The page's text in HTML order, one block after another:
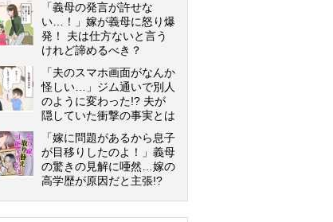
「義母の発言が許せな
い…！」嫁が義母に怒り爆
発！ 夫は仕方ないと言う
けれど諦めるべき？
「夫のスマホ画面がなんか
怪しい…」ジム通いで別人
のように変わった!? 夫が
隠していた衝撃の事実とは
「嫁に問題があるから息子
が目移りしたのよ！」義母
の驚きの見解に唖然…嫁の
高学歴が原因だと主張!?